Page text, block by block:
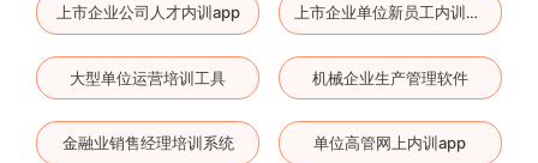
上市企业公司人才内训app 上市企业单位新员工内训云平台
大型单位运营培训工具 机械企业生产管理软件
金融业销售经理培训系统 单位高管网上内训app